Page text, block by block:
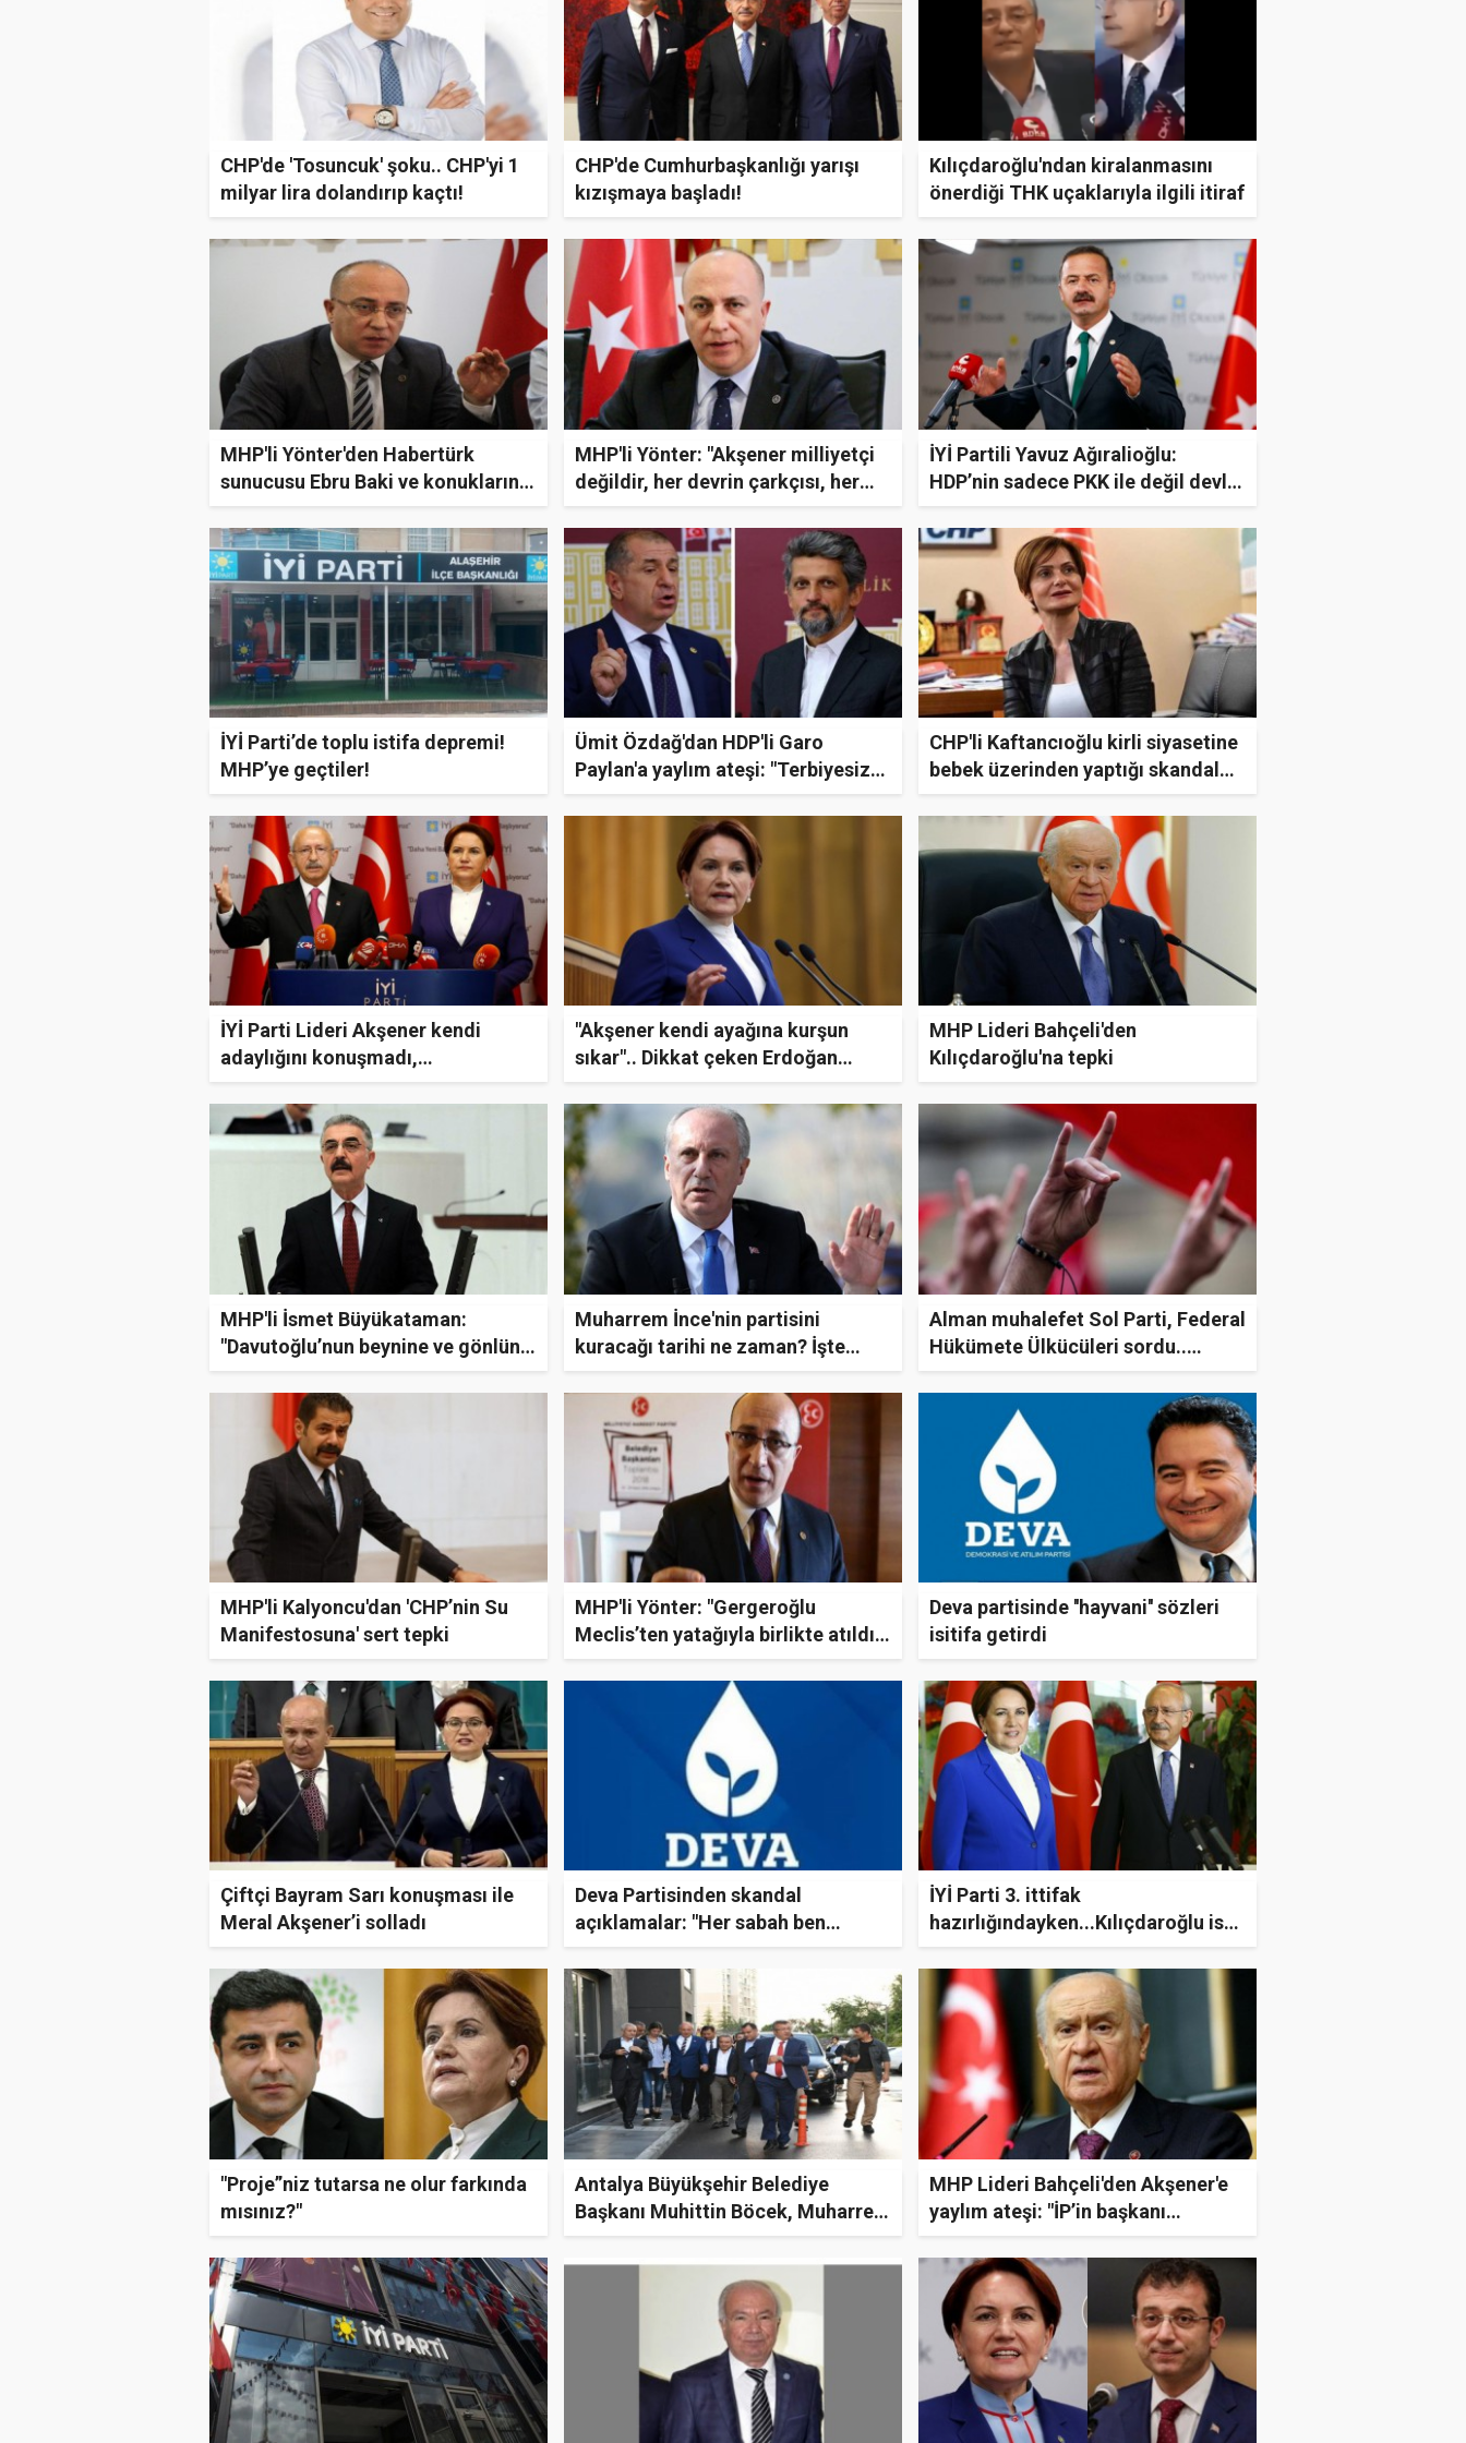
CHP'de 'Tosuncuk' şoku.. CHP'yi 1
milyar lira dolandırıp kaçtı!
CHP'de Cumhurbaşkanlığı yarışı
kızışmaya başladı!
Kılıçdaroğlu'ndan kiralanmasını
önerdiği THK uçaklarıyla ilgili itiraf
MHP'li Yönter'den Habertürk
sunucusu Ebru Baki ve konuklarına
sert tepki!
MHP'li Yönter: "Akşener milliyetçi
değildir, her devrin çarkçısı, her
çıkarın şakşakçısıdır"
İYİ Partili Yavuz Ağıralioğlu:
HDP’nin sadece PKK ile değil devlet
millet düşmanlarıyla da mesafe
sorunu vardır
İYİ Parti’de toplu istifa depremi!
MHP’ye geçtiler!
Ümit Özdağ'dan HDP'li Garo
Paylan'a yaylım ateşi: "Terbiyesiz
tahrikçi adam, çok memnun
değilsen çek git cehennemin
CHP'li Kaftancıoğlu kirli siyasetine
bebek üzerinden yaptığı skandal
paylaşımı alet etti! Pes dedirtti!
İYİ Parti Lideri Akşener kendi
adaylığını konuşmadı,
Kılıçdaroğlu’nun adaylığını
konuştu..
"Akşener kendi ayağına kurşun
sıkar".. Dikkat çeken Erdoğan
iddiası
MHP Lideri Bahçeli'den
Kılıçdaroğlu'na tepki
MHP'li İsmet Büyükataman:
"Davutoğlu’nun beynine ve gönlüne
Türklüğü bir operasyonla dahi
sokma ihtimali yoktur"
Muharrem İnce'nin partisini
kuracağı tarihi ne zaman? İşte
Muharrem İnce'nin partisini
kuracağı tarih netleşti!
Alman muhalefet Sol Parti, Federal
Hükümete Ülkücüleri sordu..
Türkiye'deki hükümet ittifakı
içinde MHP'nin rolü ne? MHP'nin
etkisi ittifak süresince değişti mi
değişmedi mi?
MHP'li Kalyoncu'dan 'CHP’nin Su
Manifestosuna' sert tepki
MHP'li Yönter: "Gergeroğlu
Meclis’ten yatağıyla birlikte atıldı..
Artık yeni koğuşunda ranzaya değil
yere serer yatağını!"
Deva partisinde ''hayvani'' sözleri
isitifa getirdi
Çiftçi Bayram Sarı konuşması ile
Meral Akşener’i solladı
Deva Partisinden skandal
açıklamalar: "Her sabah ben
Türk’üm diye bağırmak ancak
hayvani bir ihtiyacı tatmin edebilir"
İYİ Parti 3. ittifak
hazırlığındayken...Kılıçdaroğlu ise
sürpriz bir ismi ortak aday olarak
mı önerecek?
"Proje”niz tutarsa ne olur farkında
mısınız?"
Antalya Büyükşehir Belediye
Başkanı Muhittin Böcek, Muharrem
İnce'nin partisine geçiyor
MHP Lideri Bahçeli'den Akşener'e
yaylım ateşi: "İP’in başkanı
projedir, figürandır, kripto damarın
ta kendisidir"